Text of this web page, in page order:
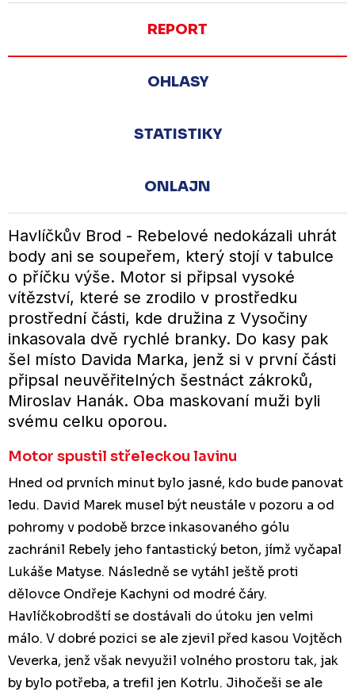
REPORT
OHLASY
STATISTIKY
ONLAJN
Havlíčkův Brod - Rebelové nedokázali uhrát
body ani se soupeřem, který stojí v tabulce
o příčku výše. Motor si připsal vysoké
vítězství, které se zrodilo v prostředku
prostřední části, kde družina z Vysočiny
inkasovala dvě rychlé branky. Do kasy pak
šel místo Davida Marka, jenž si v první části
připsal neuvěřitelných šestnáct zákroků,
Miroslav Hanák. Oba maskovaní muži byli
svému celku oporou.
Motor spustil střeleckou lavinu
Hned od prvních minut bylo jasné, kdo bude panovat
ledu. David Marek musel být neustále v pozoru a od
pohromy v podobě brzce inkasovaného gólu
zachránil Rebely jeho fantastický beton, jímž vyčapal
Lukáše Matyse. Následně se vytáhl ještě proti
dělovce Ondřeje Kachyni od modré čáry.
Havlíčkobrodští se dostávali do útoku jen velmi
málo. V dobré pozici se ale zjevil před kasou Vojtěch
Veverka, jenž však nevyužil volného prostoru tak, jak
by bylo potřeba, a trefil jen Kotrlu. Jihočeši se ale